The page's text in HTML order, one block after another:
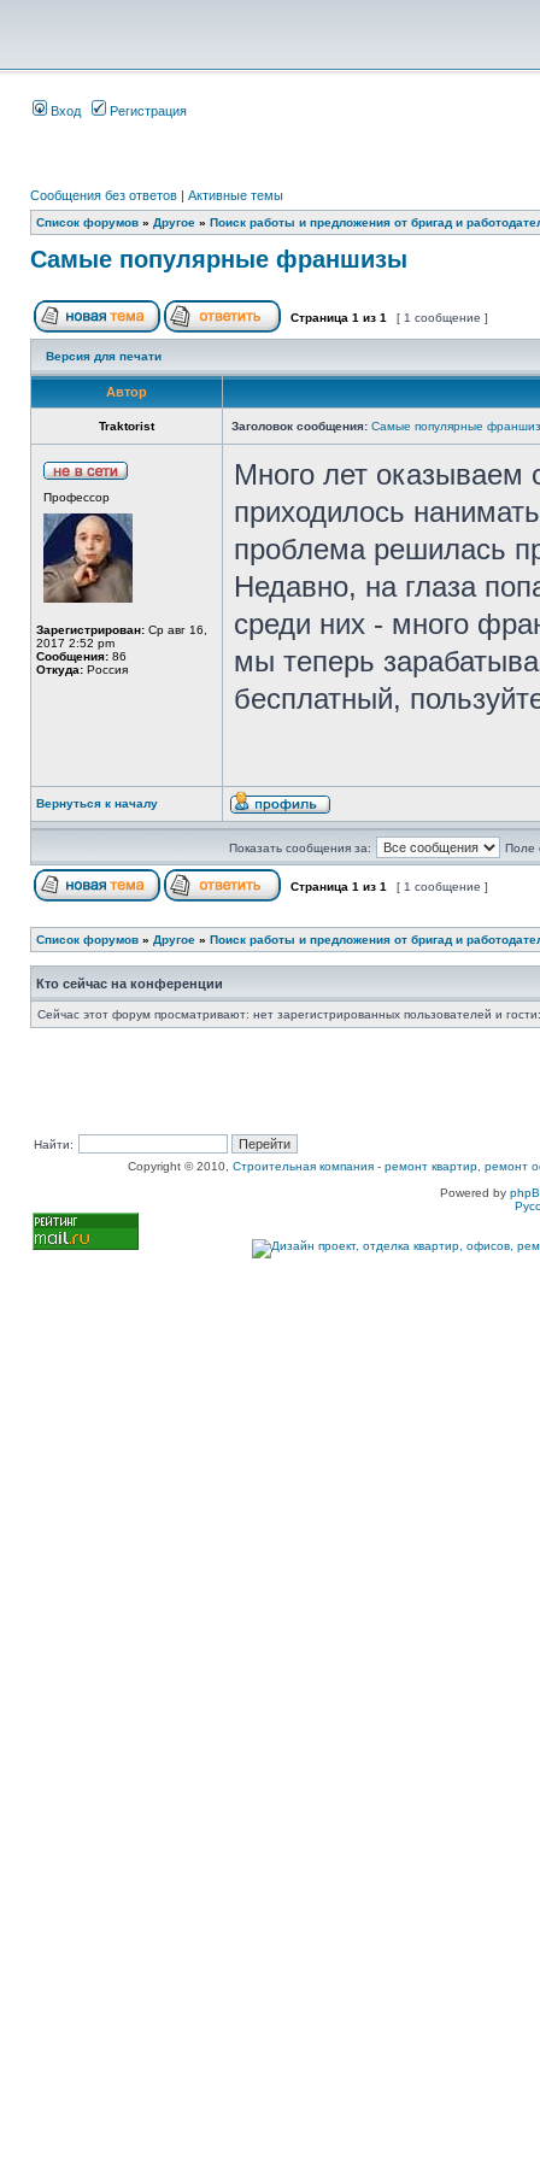
Вход Регистрация
Сообщения без ответов | Активные темы
Список форумов » Другое » Поиск работы и предложения от бригад и
Cамые популярные франшизы
Страница 1 из 1 [ 1 сообщение ]
Версия для печати
Автор
Traktorist Заголовок сообщения: Cамые популярные
Профессор
Зарегистрирован: Ср авг 16,
2017 2:52 pm
Сообщения: 86
Откуда: Россия
Много лет оказываем
приходилось
проблема решилась
Недавно, на глаза
среди них - много
мы теперь
бесплатный,
Вернуться к началу
Показать сообщения за: Поле
Страница 1 из 1 [ 1 сообщение ]
Список форумов » Другое » Поиск работы и предложения от бригад и
Кто сейчас на конференции
Сейчас этот форум просматривают: нет зарегистрированных пользователей и
Найти:
Copyright © 2010, Строительная компания - ремонт квартир, ремонт
Powered by